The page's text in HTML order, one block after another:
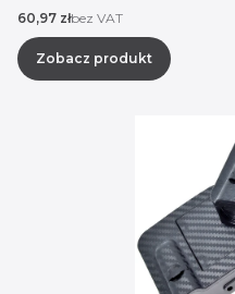
Cena
60,97 złbez VAT
Zobacz produkt